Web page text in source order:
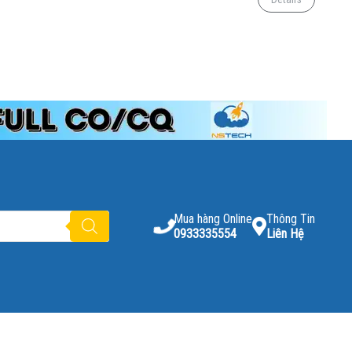
Mua hàng Online
0933335554
Thông Tin
Liên Hệ